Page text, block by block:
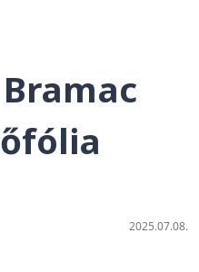
2025.07.08.